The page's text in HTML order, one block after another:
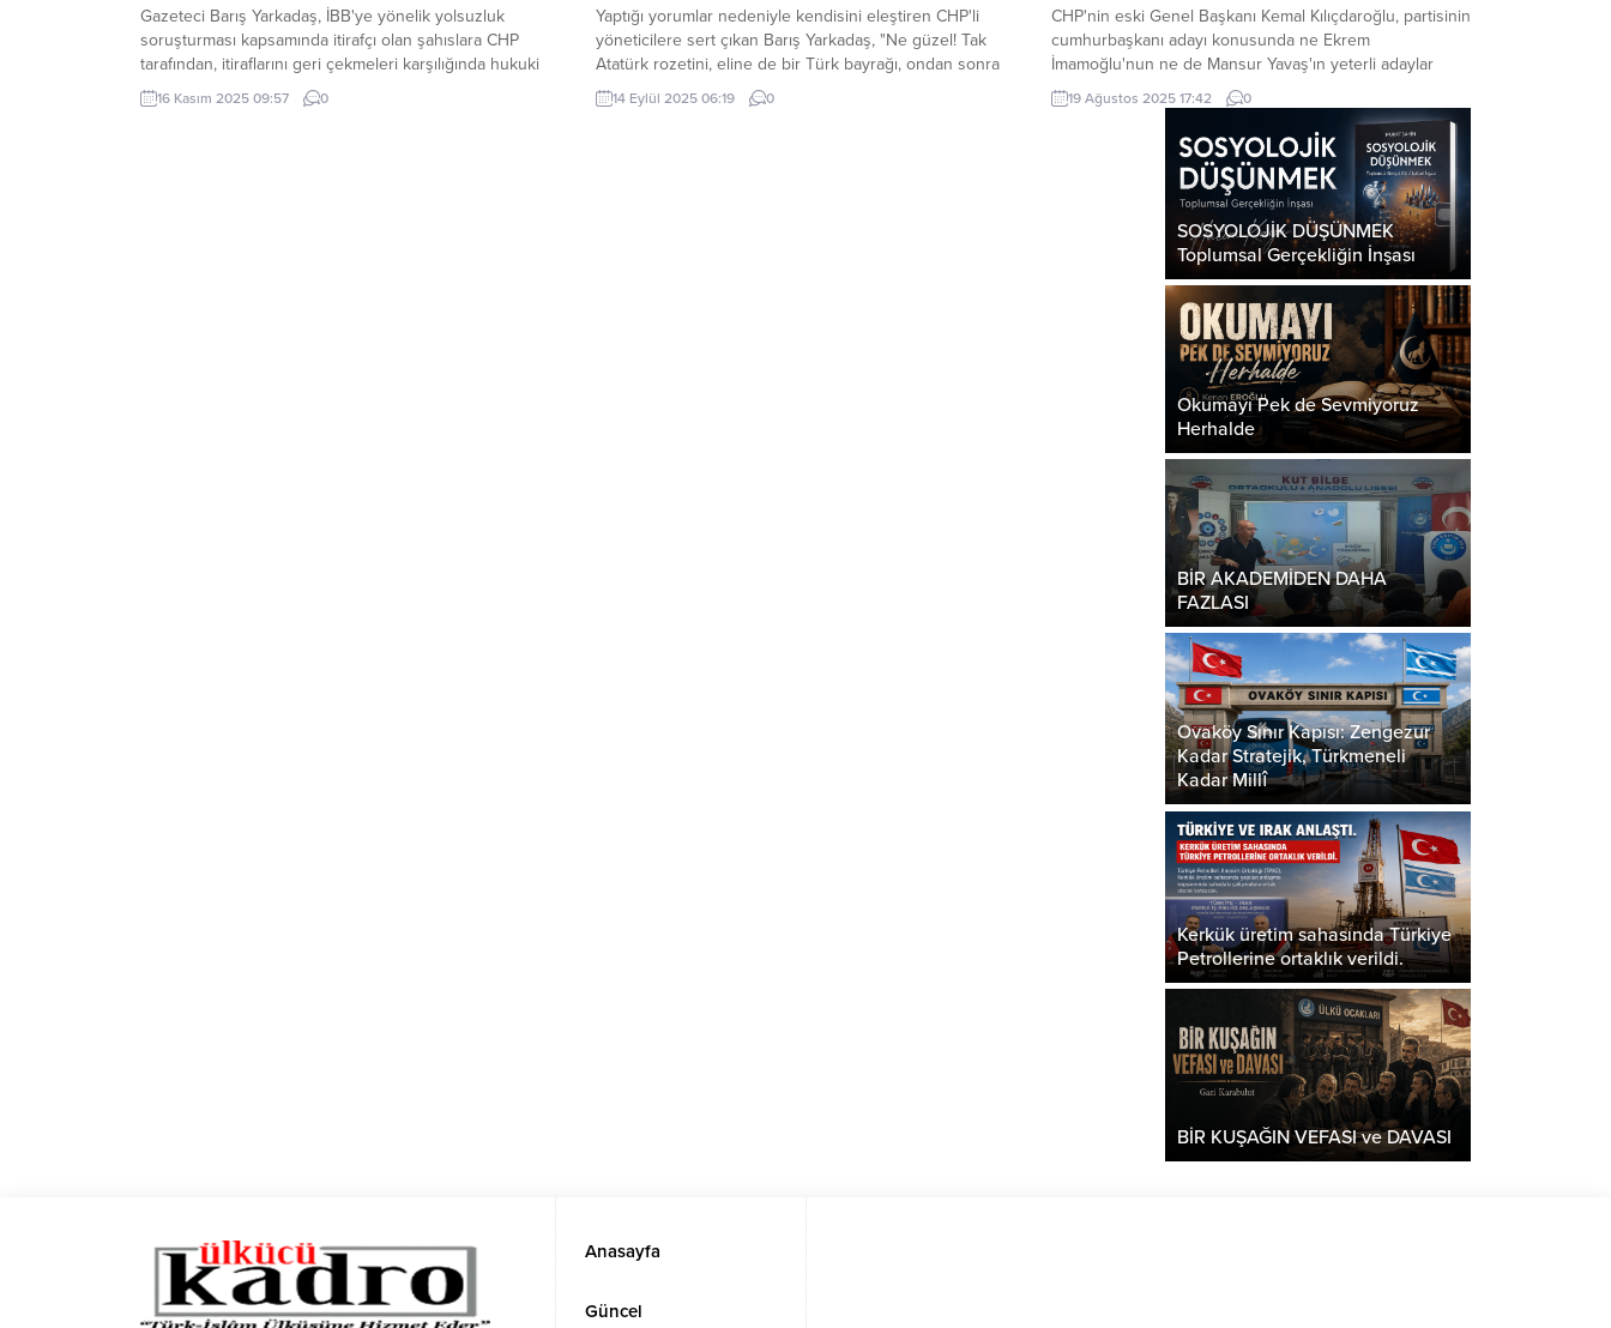
Gazeteci Barış Yarkadaş, İBB'ye yönelik yolsuzluk
soruşturması kapsamında itirafçı olan şahıslara CHP
tarafından, itiraflarını geri çekmeleri karşılığında hukuki
destek ve vekil yapılacağı sözünün verildiğini söyledi.
16 Kasım 2025 09:57 0
Yaptığı yorumlar nedeniyle kendisini eleştiren CHP'li
yöneticilere sert çıkan Barış Yarkadaş, "Ne güzel! Tak
Atatürk rozetini, eline de bir Türk bayrağı, ondan sonra
arkadan işi götür" dedi.
14 Eylül 2025 06:19 0
CHP'nin eski Genel Başkanı Kemal Kılıçdaroğlu, partisinin
cumhurbaşkanı adayı konusunda ne Ekrem
İmamoğlu'nun ne de Mansur Yavaş'ın yeterli adaylar
olmadığını belirterek yeni bir aday belirlenmesi
gerektiğini söyledi.
19 Ağustos 2025 17:42 0
SOSYOLOJİK DÜŞÜNMEK
Toplumsal Gerçekliğin İnşası
Okumayı Pek de Sevmiyoruz
Herhalde
BİR AKADEMİDEN DAHA
FAZLASI
Ovaköy Sınır Kapısı: Zengezur
Kadar Stratejik, Türkmeneli
Kadar Millî
Kerkük üretim sahasında Türkiye
Petrollerine ortaklık verildi.
BİR KUŞAĞIN VEFASI ve DAVASI
Anasayfa
Güncel